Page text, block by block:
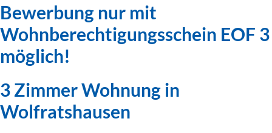
Bewerbung nur mit
Wohnberechtigungsschein EOF 3
möglich!
3 Zimmer Wohnung in
Wolfratshausen